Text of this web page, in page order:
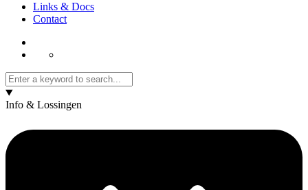
Links & Docs
Contact
Info & Lossingen